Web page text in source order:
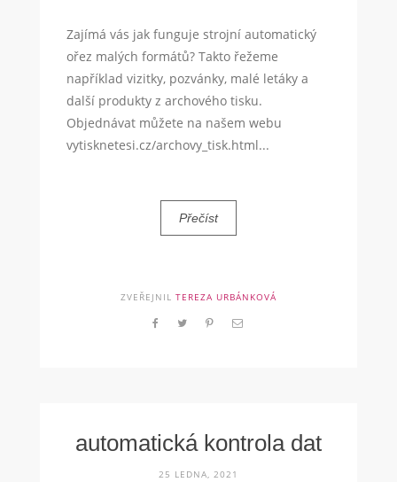
Zajímá vás jak funguje strojní automatický
ořez malých formátů? Takto řežeme
například vizitky, pozvánky, malé letáky a
další produkty z archového tisku.
Objednávat můžete na našem webu
vytisknetesi.cz/archovy_tisk.html...
Přečíst
ZVEŘEJNIL TEREZA URBÁNKOVÁ
automatická kontrola dat
25 LEDNA, 2021